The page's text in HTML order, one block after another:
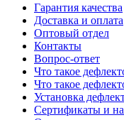
Гарантия качества
Доставка и оплата
Оптовый отдел
Контакты
Вопрос-ответ
Что такое
Что такое
Установка
Сертификаты и